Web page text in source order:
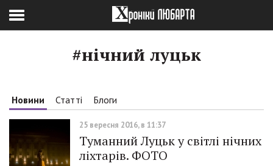
#нічний луцьк
Новини Статті Блоги
25 вересня 2016, в 11:37
Туманний Луцьк у світлі нічних
ліхтарів. ФОТО